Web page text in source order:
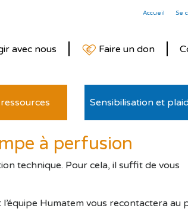
Accueil Se
Faire un don
avec nous
Sensibilisation et
à perfusion
technique. Pour cela, il suffit de vous
Humatem vous recontactera au